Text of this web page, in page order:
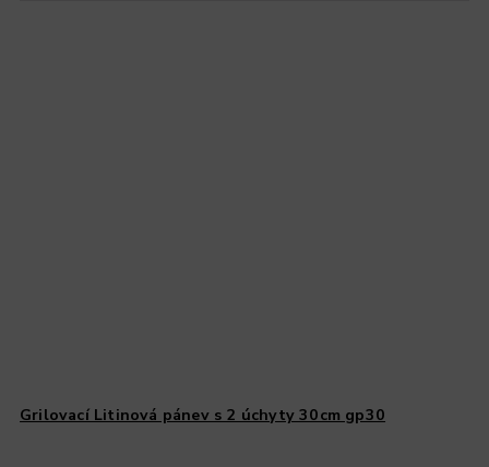
Grilovací Litinová pánev s 2 úchyty 30cm gp30